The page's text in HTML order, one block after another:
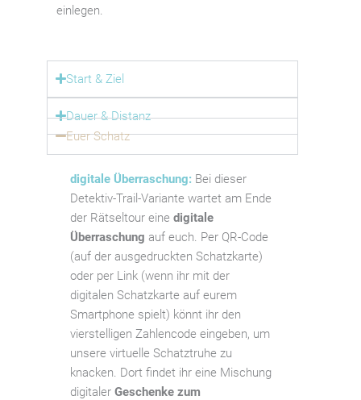
einlegen.
Start & Ziel
Dauer & Distanz
Euer Schatz
digitale Überraschung: Bei dieser
Detektiv-Trail-Variante wartet am Ende
der Rätseltour eine digitale
Überraschung auf euch. Per QR-Code
(auf der ausgedruckten Schatzkarte)
oder per Link (wenn ihr mit der
digitalen Schatzkarte auf eurem
Smartphone spielt) könnt ihr den
vierstelligen Zahlencode eingeben, um
unsere virtuelle Schatztruhe zu
knacken. Dort findet ihr eine Mischung
digitaler Geschenke zum